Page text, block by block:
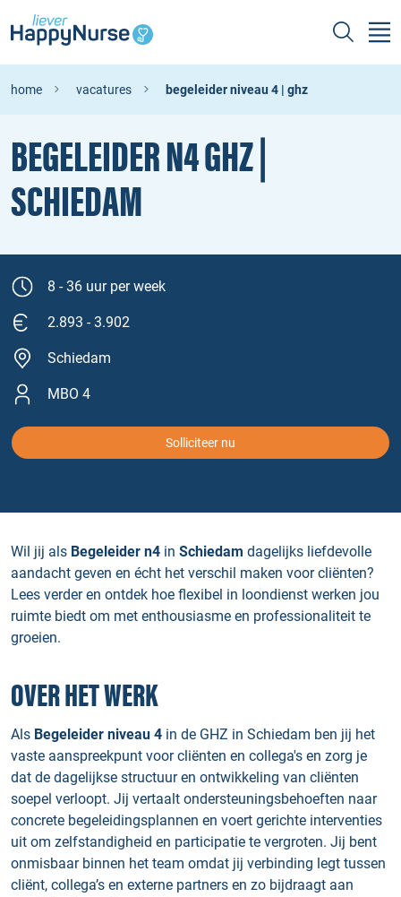
home vacatures begeleider niveau 4 | ghz
BEGELEIDER N4 GHZ |
SCHIEDAM
8 - 36 uur per week
2.893 - 3.902
Schiedam
MBO 4
Solliciteer nu
Wil jij als Begeleider n4 in Schiedam dagelijks liefdevolle
aandacht geven en écht het verschil maken voor cliënten?
Lees verder en ontdek hoe flexibel in loondienst werken jou
ruimte biedt om met enthousiasme en professionaliteit te
groeien.
OVER HET WERK
Als Begeleider niveau 4 in de GHZ in Schiedam ben jij het
vaste aanspreekpunt voor cliënten en collega's en zorg je
dat de dagelijkse structuur en ontwikkeling van cliënten
soepel verloopt. Jij vertaalt ondersteuningsbehoeften naar
concrete begeleidingsplannen en voert gerichte interventies
uit om zelfstandigheid en participatie te vergroten. Jij bent
onmisbaar binnen het team omdat jij verbinding legt tussen
cliënt, collega’s en externe partners en zo bijdraagt aan